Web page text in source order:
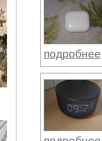
подробнее